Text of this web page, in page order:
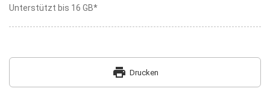
Unterstützt bis 16 GB*
print Drucken